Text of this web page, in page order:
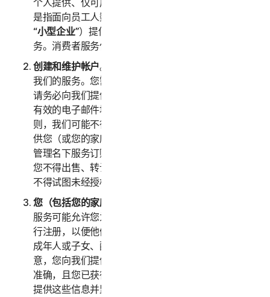
个人提供、仅可用于家庭用途的任何服务。“
是指面向员工人数不超过五十 (50) 人的企业（以下称
“小型企业”）提供、仅可内部用于商业用途的任何服
务。消费者服务仅适用于消费者，不适用于小型企业。
创建和维护帐户。您必须年满 18 周岁才能访问和使用
我们的服务。您需要创建一个帐户来访问和使用服务。
请务必向我们提供准确、完整且最新的帐户信息（包括
有效的电子邮件地址），并且及时更新此类信息。否
则，我们可能不得不暂停或终止您的帐户。您的帐户仅
供您（或您的家庭成员或企业，视具体服务而定）用于
管理名下服务订购，不得由其他第三方用于任何目的。
您不得出售、转让或允许其他人使用您的帐户凭据。您
不得试图未经授权访问其他用户的帐户。
您（包括您的家庭或小型企业）的信息的准确性。
服务可能允许您为家庭成员/小型企业员工或其设备进
行注册，以便他们使用服务。如果您为父母或长辈、未
成年人或子女、配偶或伴侣、员工进行注册，则您同
意，您向我们提供的关于您本人或上述人员的信息真实
准确，且您已获得上述人员正式授权以代表他们向我们
提供这些信息并监控他们的帐户。您还代表他们同意上